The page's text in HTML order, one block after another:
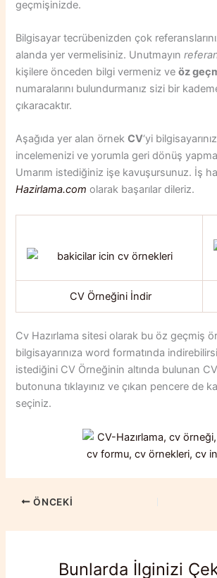
geçmişinizde.
Bilgisayar tecrübenizden çok
alanda yer vermelisiniz. Unutmayın
kişilere önceden bilgi vermeniz veöz
numaralarını bulundurmanız sizi bir
çıkaracaktır.
Aşağıda yer alan örnekCV‘yi
incelemenizi ve yorumla geri dönüş
Umarım istediğiniz işe kavuşursunuz. İş
Hazirlama.com olarak başarılar dileriz.
CV Örneğini İndir
Cv Hazırlama sitesi olarak bu öz geçmiş
bilgisayarınıza word formatında
istediğini CV Örneğinin altında bulunan
butonuna tıklayınız ve çıkan pencere de
seçiniz.
ÖNCEKI
Bunlarda İlginizi